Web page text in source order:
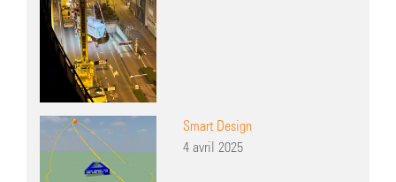
Smart Design
4 avril 2025